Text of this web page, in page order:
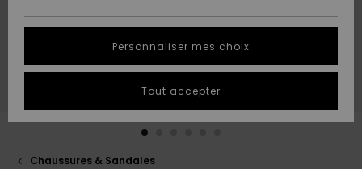
A
Découvrir
A
Découvrir
tailles
conversation
obtenir la
QUIKSILVER
Chaussures & Sandales
Personnaliser mes choix
Tout accepter